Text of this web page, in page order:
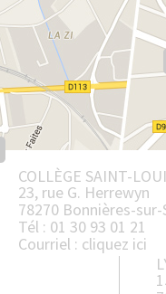
COLLÈGE SAINT-
23, rue G. Herrewyn
78270 Bonnières-sur-
Tél : 01 30 93 01 21
Courriel : cliquez ici